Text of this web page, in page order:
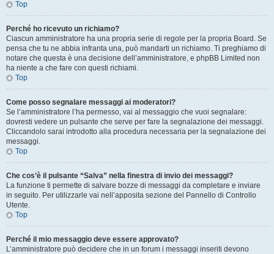
Top
Perché ho ricevuto un richiamo?
Ciascun amministratore ha una propria serie di regole per la propria Board. Se
pensa che tu ne abbia infranta una, può mandarti un richiamo. Ti preghiamo di
notare che questa è una decisione dell’amministratore, e phpBB Limited non
ha niente a che fare con questi richiami.
Top
Come posso segnalare messaggi ai moderatori?
Se l’amministratore l’ha permesso, vai al messaggio che vuoi segnalare:
dovresti vedere un pulsante che serve per fare la segnalazione dei messaggi.
Cliccandolo sarai introdotto alla procedura necessaria per la segnalazione dei
messaggi.
Top
Che cos’è il pulsante “Salva” nella finestra di invio dei messaggi?
La funzione ti permette di salvare bozze di messaggi da completare e inviare
in seguito. Per utilizzarle vai nell’apposita sezione del Pannello di Controllo
Utente.
Top
Perché il mio messaggio deve essere approvato?
L’amministratore può decidere che in un forum i messaggi inseriti devono